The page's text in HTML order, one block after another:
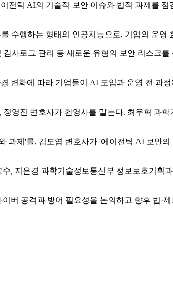
전틱 AI의 기술적 보안 이슈와 법적 과제를
수행하는 형태의 인공지능으로, 기업의 운
사로그 관리 등 새로운 유형의 보안 리스크
변화에 따라 기업들이 AI 도입과 운영 전 과
영진 변호사가 환영사를 맡는다. 최우혁 과
과제'를, 김도엽 변호사가 '에이전틱 AI 보안
, 지은경 과학기술정보통신부 정보보호기획
버 공격과 방어 필요성을 논의하고 향후 법·